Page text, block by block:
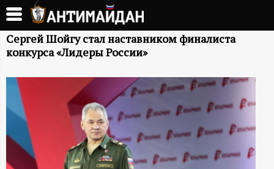
Перейти
основному
содержанию
А
М
Сергей Шойгу стал наставником финалиста
конкурса «Лидеры России»